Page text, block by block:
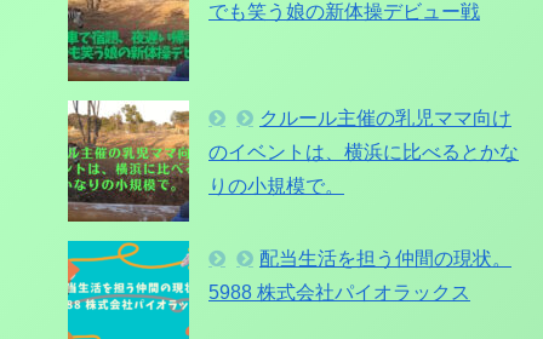
でも笑う娘の新体操デビュー戦
クルール主催の乳児ママ向け
のイベントは、横浜に比べるとかな
りの小規模で。
配当生活を担う仲間の現状。
5988 株式会社パイオラックス